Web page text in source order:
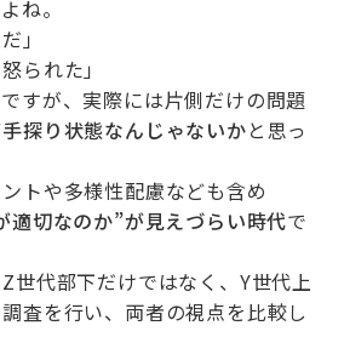
ね。
」
られた」
すが、実際には片側だけの問題
探り状態なんじゃないかと思っ
トや多様性配慮なども含め
適切なのか”が見えづらい時代で
Z世代部下だけではなく、 Y世代上
査を行い、両者の視点を比較し